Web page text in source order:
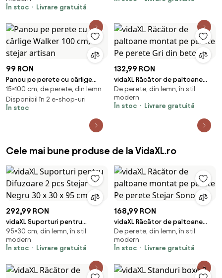
În stoc
Livrare gratuită
99 RON
Panou pe perete cu cârlige
Walker 100 cm, stejar artisan
15×100 cm, de perete, din lemn
Disponibil în 2 e-shop-uri
În stoc
132,99 RON
vidaXL Răcător de paltoane
montat pe perete Pe perete
Gri din beton
De perete, din lemn, în stil
modern
În stoc
Livrare gratuită
Cele mai bune produse de la VidaXL.ro
292,99 RON
vidaXL Suporturi pentru
Difuzoare 2 pcs Stejar Negru 30
x 30 x 95 cm
95×30 cm, din lemn, în stil
modern
În stoc
Livrare gratuită
168,99 RON
vidaXL Răcător de paltoane
montat pe perete Pe perete
Stejar Sonoma
De perete, din lemn, în stil
modern
În stoc
Livrare gratuită